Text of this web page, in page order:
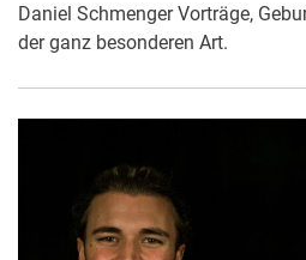
Daniel Schmenger Vorträge,
der ganz besonderen Art.